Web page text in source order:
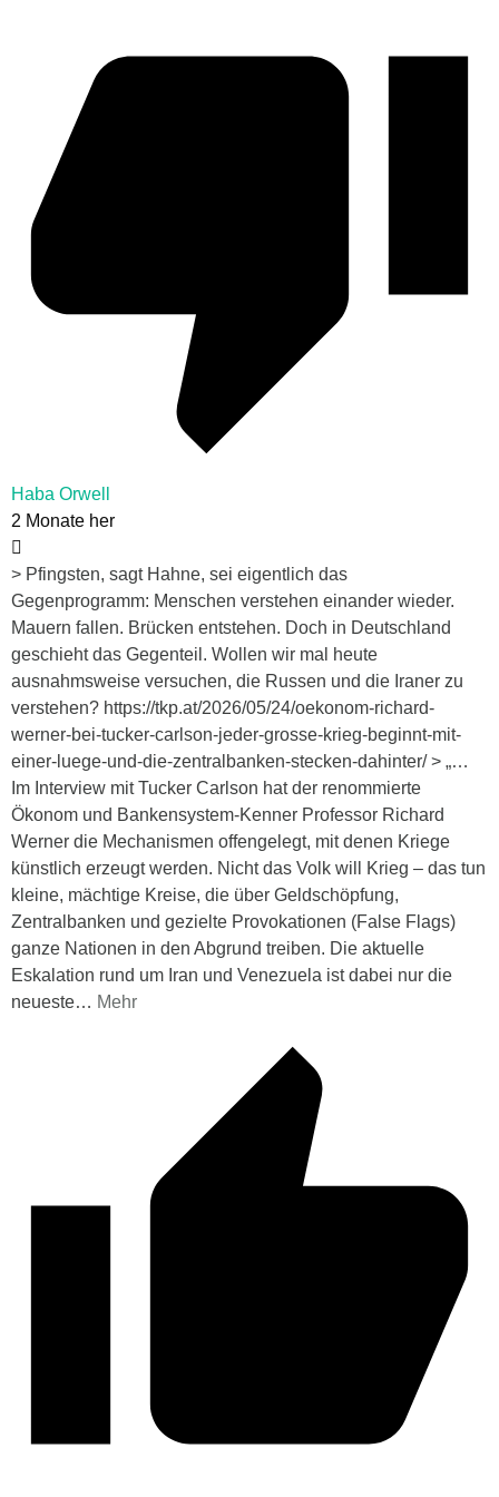
Haba Orwell
2 Monate her
> Pfingsten, sagt Hahne, sei eigentlich das
Gegenprogramm: Menschen verstehen einander wieder.
Mauern fallen. Brücken entstehen. Doch in Deutschland
geschieht das Gegenteil. Wollen wir mal heute
ausnahmsweise versuchen, die Russen und die Iraner zu
verstehen? https://tkp.at/2026/05/24/oekonom-richard-
werner-bei-tucker-carlson-jeder-grosse-krieg-beginnt-mit-
einer-luege-und-die-zentralbanken-stecken-dahinter/ > „…
Im Interview mit Tucker Carlson hat der renommierte
Ökonom und Bankensystem-Kenner Professor Richard
Werner die Mechanismen offengelegt, mit denen Kriege
künstlich erzeugt werden. Nicht das Volk will Krieg – das tun
kleine, mächtige Kreise, die über Geldschöpfung,
Zentralbanken und gezielte Provokationen (False Flags)
ganze Nationen in den Abgrund treiben. Die aktuelle
Eskalation rund um Iran und Venezuela ist dabei nur die
neueste… Mehr